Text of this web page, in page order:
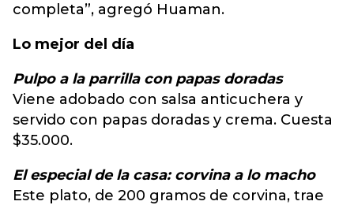
completa”, agregó Huaman.
Lo mejor del día
Pulpo a la parrilla con papas doradas
Viene adobado con salsa anticuchera y
servido con papas doradas y crema. Cuesta
$35.000.
El especial de la casa: corvina a lo macho
Este plato, de 200 gramos de corvina, trae